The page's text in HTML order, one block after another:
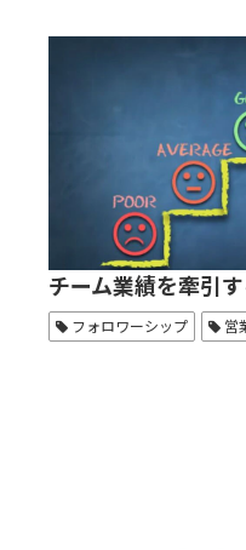
チーム業績を牽引
フォロワーシップ 営